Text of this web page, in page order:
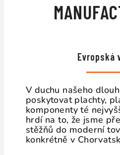
Evropská
V duchu našeho
poskytovat plachty,
komponenty té
hrdí na to, že jsme
stěžňů do moderní
konkrétně v